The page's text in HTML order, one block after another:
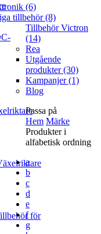
för
(6)
tillbehör (8)
Tillbehör Victron
(14)
Rea
Utgående
produkter (30)
Kampanjer (1)
Blog
Passa på
Hem Märke
Produkter i
alfabetisk ordning
a
b
c
d
e
f
g